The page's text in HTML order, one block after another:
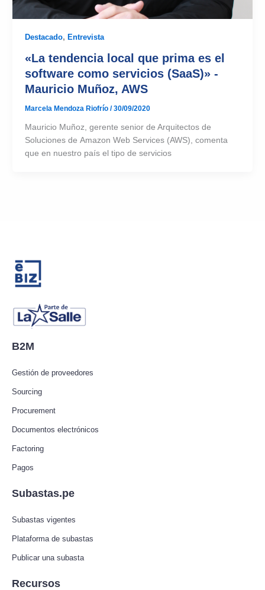
Destacado, Entrevista
«La tendencia local que prima es el
software como servicios (SaaS)» -
Mauricio Muñoz, AWS
Marcela Mendoza Riofrío /30/09/2020
Mauricio Muñoz, gerente senior de Arquitectos de
Soluciones de Amazon Web Services (AWS), comenta
que en nuestro país el tipo de servicios
B2M
Gestión de proveedores
Sourcing
Procurement
Documentos electrónicos
Factoring
Pagos
Subastas.pe
Subastas vigentes
Plataforma de subastas
Publicar una subasta
Recursos